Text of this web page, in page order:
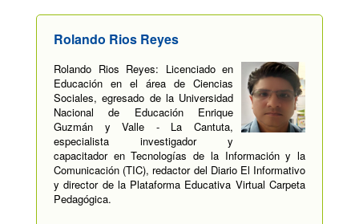
Rolando Rios Reyes
Rolando Rios Reyes: Licenciado en
Educación en el área de Ciencias
Sociales, egresado de la Universidad
Nacional de Educación Enrique
Guzmán y Valle - La Cantuta,
especialista investigador y
capacitador en Tecnologías de la Información y la
Comunicación (TIC), redactor del Diario El Informativo
y director de la Plataforma Educativa Virtual Carpeta
Pedagógica.